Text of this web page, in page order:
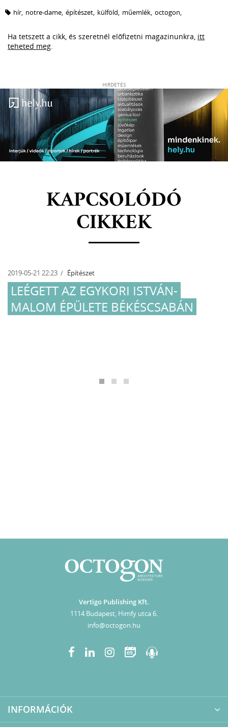
hír, notre-dame, építészet, külföld, műemlék, octogon,
Ha tetszett a cikk, és szeretnél előfizetni magazinunkra, itt
teheted meg
HIRDETÉS
KAPCSOLÓDÓ
CIKKEK
2019-05-21 22:23 Építészet
LEÉGETT AZ EGYKORI ISTVÁN-
MALOM ÉPÜLETE BÉKÉSCSABÁN
Vertigo Publishing Kft.
1114 Budapest, Himfy utca 6.
info@octogon.hu
09
INFORMÁCIÓK